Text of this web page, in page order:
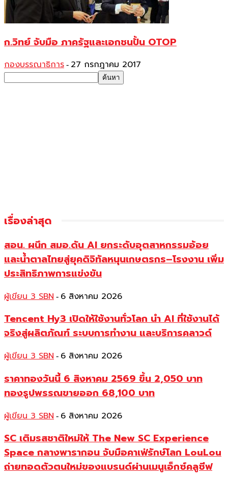
ก.วิทย์ จับมือ ภาครัฐและเอกชนปั้น OTOP
กองบรรณาธิการ - 27 กรกฎาคม 2017
เรื่องล่าสุด
สอน. ผนึก สมอ.ดัน AI ยกระดับอุตสาหกรรมอ้อย
และน้ำตาลไทยสู่ยุคดิจิทัลหนุนเกษตรกร–โรงงาน เพิ่ม
ประสิทธิภาพการแข่งขัน
ผู้เขียน 3 SBN - 6 สิงหาคม 2026
Tencent Hy3 เปิดให้ใช้งานทั่วโลก นำ AI ที่ใช้งานได้
จริงสู่ผลิตภัณฑ์ ระบบการทำงาน และบริการคลาวด์
ผู้เขียน 3 SBN - 6 สิงหาคม 2026
ราคาทองวันนี้ 6 สิงหาคม 2569 ขึ้น 2,050 บาท
ทองรูปพรรณขายออก 68,100 บาท
ผู้เขียน 3 SBN - 6 สิงหาคม 2026
SC เติมรสชาติใหม่ให้ The New SC Experience
Space กลางพารากอน จับมือคาเฟ่รักษ์โลก LouLou
ถ่ายทอดตัวตนใหม่ของแบรนด์ผ่านเมนูเอ็กซ์คลูซีฟ